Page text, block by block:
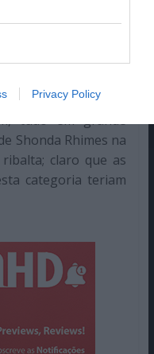
Privacy Policy
na lista,Regé-Jean
TIME Next 100 é na
tudo em grande
Shonda Rhimes na
claro que as
categoria teriam